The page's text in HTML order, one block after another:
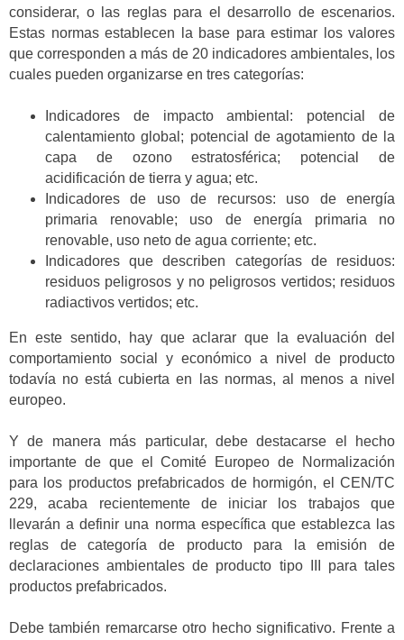
considerar, o las reglas para el desarrollo de escenarios.
Estas normas establecen la base para estimar los valores
que corresponden a más de 20 indicadores ambientales, los
cuales pueden organizarse en tres categorías:
Indicadores de impacto ambiental: potencial de
calentamiento global; potencial de agotamiento de la
capa de ozono estratosférica; potencial de
acidificación de tierra y agua; etc.
Indicadores de uso de recursos: uso de energía
primaria renovable; uso de energía primaria no
renovable, uso neto de agua corriente; etc.
Indicadores que describen categorías de residuos:
residuos peligrosos y no peligrosos vertidos; residuos
radiactivos vertidos; etc.
En este sentido, hay que aclarar que la evaluación del
comportamiento social y económico a nivel de producto
todavía no está cubierta en las normas, al menos a nivel
europeo.
Y de manera más particular, debe destacarse el hecho
importante de que el Comité Europeo de Normalización
para los productos prefabricados de hormigón, el CEN/TC
229, acaba recientemente de iniciar los trabajos que
llevarán a definir una norma específica que establezca las
reglas de categoría de producto para la emisión de
declaraciones ambientales de producto tipo III para tales
productos prefabricados.
Debe también remarcarse otro hecho significativo. Frente a